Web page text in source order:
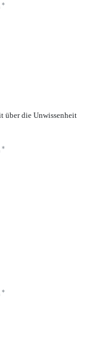
*
über die Unwissenheit
*
*